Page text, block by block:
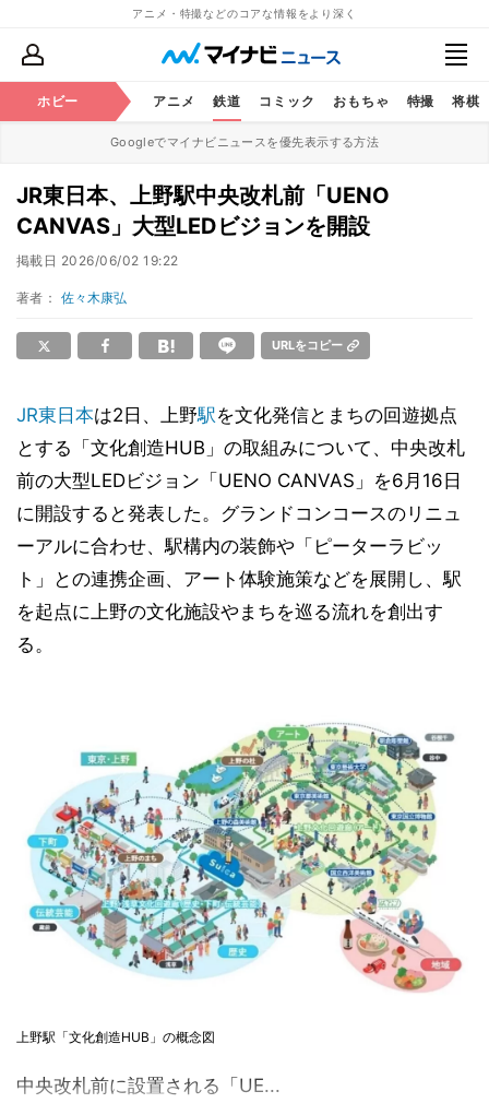
アニメ・特撮などのコアな情報をより深く
ホビー アニメ 鉄道 コミック おもちゃ 特撮 将棋
Googleでマイナビニュースを優先表示する方法
JR東日本、上野駅中央改札前「UENO
CANVAS」大型LEDビジョンを開設
掲載日 2026/06/02 19:22
著者： 佐々木康弘
URLをコピー
JR東日本は2日、上野駅を文化発信とまちの回遊拠点
とする「文化創造HUB」の取組みについて、中央改札
前の大型LEDビジョン「UENO CANVAS」を6月16日
に開設すると発表した。グランドコンコースのリニュ
ーアルに合わせ、駅構内の装飾や「ピーターラビッ
ト」との連携企画、アート体験施策などを展開し、駅
を起点に上野の文化施設やまちを巡る流れを創出す
る。
上野駅「文化創造HUB」の概念図
中央改札前に設置される「UE...